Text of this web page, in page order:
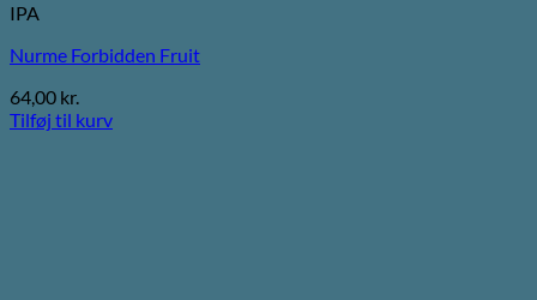
IPA
Nurme Forbidden Fruit
64,00 kr.
Tilføj til kurv